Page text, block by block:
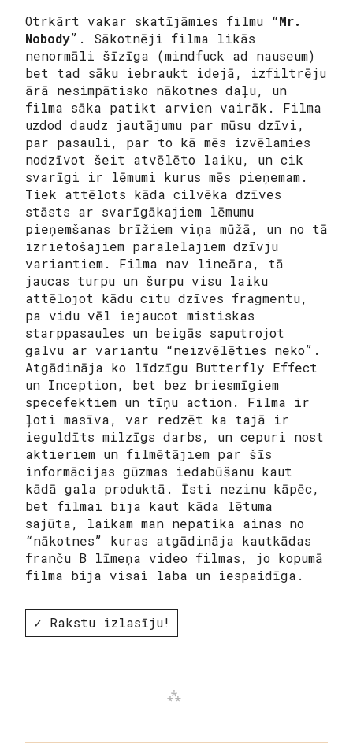
Otrkārt vakar skatījāmies filmu “Mr.
Nobody”. Sākotnēji filma likās
nenormāli šīzīga (mindfuck ad nauseum)
bet tad sāku iebraukt idejā, izfiltrēju
ārā nesimpātisko nākotnes daļu, un
filma sāka patikt arvien vairāk. Filma
uzdod daudz jautājumu par mūsu dzīvi,
par pasauli, par to kā mēs izvēlamies
nodzīvot šeit atvēlēto laiku, un cik
svarīgi ir lēmumi kurus mēs pieņemam.
Tiek attēlots kāda cilvēka dzīves
stāsts ar svarīgākajiem lēmumu
pieņemšanas brīžiem viņa mūžā, un no tā
izrietošajiem paralelajiem dzīvju
variantiem. Filma nav lineāra, tā
jaucas turpu un šurpu visu laiku
attēlojot kādu citu dzīves fragmentu,
pa vidu vēl iejaucot mistiskas
starppasaules un beigās saputrojot
galvu ar variantu “neizvēlēties neko”.
Atgādināja ko līdzīgu Butterfly Effect
un Inception, bet bez briesmīgiem
specefektiem un tīņu action. Filma ir
ļoti masīva, var redzēt ka tajā ir
ieguldīts milzīgs darbs, un cepuri nost
aktieriem un filmētājiem par šīs
informācijas gūzmas iedabūšanu kaut
kādā gala produktā. Īsti nezinu kāpēc,
bet filmai bija kaut kāda lētuma
sajūta, laikam man nepatika ainas no
“nākotnes” kuras atgādināja kautkādas
franču B līmeņa video filmas, jo kopumā
filma bija visai laba un iespaidīga.
✓ Rakstu izlasīju!